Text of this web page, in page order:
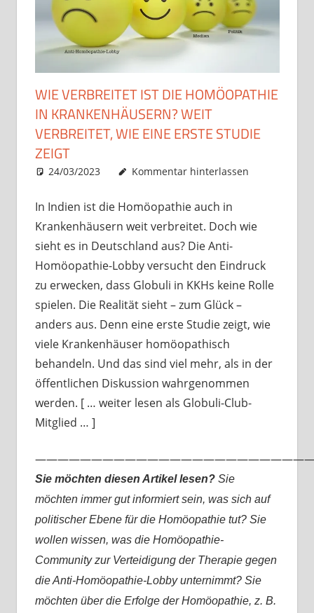
WIE VERBREITET IST DIE HOMÖOPATHIE
IN KRANKENHÄUSERN? WEIT
VERBREITET, WIE EINE ERSTE STUDIE
ZEIGT
24/03/2023 Christian J. Becker
Allgemein
Kommentar hinterlassen
In Indien ist die Homöopathie auch in
Krankenhäusern weit verbreitet. Doch wie
sieht es in Deutschland aus? Die Anti-
Homöopathie-Lobby versucht den Eindruck
zu erwecken, dass Globuli in KKHs keine Rolle
spielen. Die Realität sieht – zum Glück –
anders aus. Denn eine erste Studie zeigt, wie
viele Krankenhäuser homöopathisch
behandeln. Und das sind viel mehr, als in der
öffentlichen Diskussion wahrgenommen
werden. [ … weiter lesen als Globuli-Club-
Mitglied … ]
Sie möchten diesen Artikel lesen? Sie
möchten immer gut informiert sein, was sich auf
politischer Ebene für die Homöopathie tut? Sie
wollen wissen, was die Homöopathie-
Community zur Verteidigung der Therapie gegen
die Anti-Homöopathie-Lobby unternimmt? Sie
möchten über die Erfolge der Homöopathie, z. B.